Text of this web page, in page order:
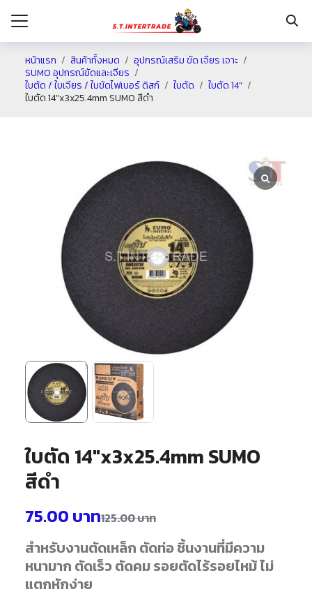
หน้าแรก สินค้าทั้งหมด
อุปกรณ์เสริม ขัด เจียร เจาะ
SUMO อุปกรณ์ขัดและเจียร
ใบตัด / ใบเจียร / ใบขัดไฟเบอร์ ดิสก์
ใบตัด
ใบตัด 14"
ใบตัด 14″x3x25.4mm SUMO สีดำ
ใบตัด 14″x3x25.4mm SUMO
สีดำ
125.00บาท
75.00 บาท
สำหรับงานตัดเหล็ก ตัดท่อชิ้นงานที่มีความ
หนามาก ตัดเร็วตัดคมรอยตัดไร้รอยไหม้ไม่
แตกหักง่าย